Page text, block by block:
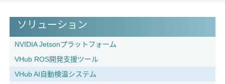
ソリューション
NVIDIA Jetsonプラットフォーム
VHub ROS開発支援ツール
VHub AI自動検温システム